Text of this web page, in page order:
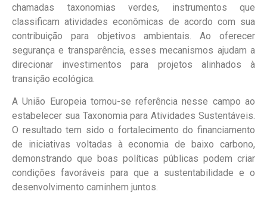
chamadas taxonomias verdes, instrumentos que
classificam atividades econômicas de acordo com sua
contribuição para objetivos ambientais. Ao oferecer
segurança e transparência, esses mecanismos ajudam a
direcionar investimentos para projetos alinhados à
transição ecológica.
A União Europeia tornou-se referência nesse campo ao
estabelecer sua Taxonomia para Atividades Sustentáveis.
O resultado tem sido o fortalecimento do financiamento
de iniciativas voltadas à economia de baixo carbono,
demonstrando que boas políticas públicas podem criar
condições favoráveis para que a sustentabilidade e o
desenvolvimento caminhem juntos.